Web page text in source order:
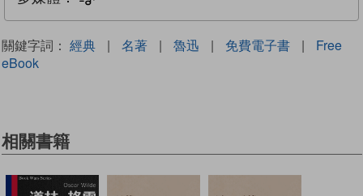
關鍵字詞： 經典 | 名著 | 魯迅 | 免費電子書 |
Free
eBook
相關書籍